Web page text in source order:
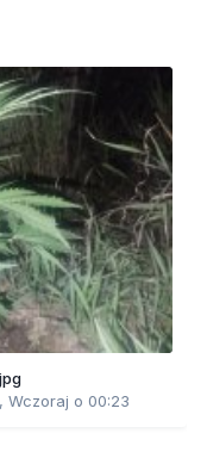
, Wczoraj o 00:23